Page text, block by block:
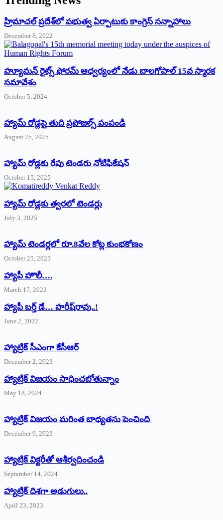
‌హ్రిమాచల్‌ ‌ప్రదేశ్‌లో పభుత్వ ఏర్పాటుకు కాంగ్రెస్‌ ‌సన్నాహాలు
December 8, 2022
హ్యూమన్‌ రైట్స్‌ ఫోరమ్‌ ఆధ్వర్యంలో నేడు బాలగోపాల్‌ 15వ స్మారక
సమావేశం
October 5, 2024
హ్యామ్‌ రోడ్లపై తుది ప్రపోజల్స్‌ పంపండి
August 25, 2025
హ్యామ్‌ రోడ్లకు రేపు టెండరు నోటిఫికేషన్‌
October 15, 2025
హ్యామ్‌ రోడ్లకు త్వరలో టెండర్లు
July 3, 2025
హ్యామ్‌ ‌టెండర్లలో రూ.8వేల కోట్ల కుంభకోణం
October 25, 2025
హ్యాపీ హొలీ….
March 17, 2022
హ్యాపీ బర్త్ ‌డే… హరీష్‌రావు..!
June 2, 2022
హ్యాట్రిక్‌ ‌సీఎంగా కేసీఆర్‌
December 2, 2023
హ్యాట్రిక్‌ విజయం సాధించబోతున్నాం
May 18, 2024
హ్యాట్రిక్ విజయం మరింత బాధ్యతను పెంచింది
December 9, 2023
హ్యాట్రిక్‌ ‌విక్టరీతో ఆశీర్వదించండి
September 14, 2024
‌హ్యాట్రిక్‌ ‌దిశగా అడుగులు..
April 23, 2023